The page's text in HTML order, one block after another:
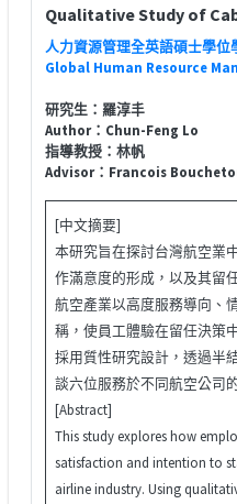
Qualitative Study of
人力資源管理全英語碩士學位
Global Human Resource
研究生：羅淳丰
Author：Chun-Feng Lo
指導教授：林帆
Advisor：Francois
[中文摘要]
本研究旨在探討台灣航空業
作滿意度的形成，以及其留
航空產業以高度服務導向、
稱，使員工體驗在留任決策
採用質性研究設計，透過半
談六位服務於不同航空公司
[Abstract]
This study explores how
satisfaction and intention to
airline industry. Using